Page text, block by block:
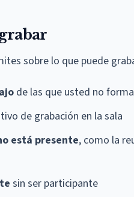
sobre lo que puede
de las que usted no
de grabación en la sala
está presente, como la
sin ser participante